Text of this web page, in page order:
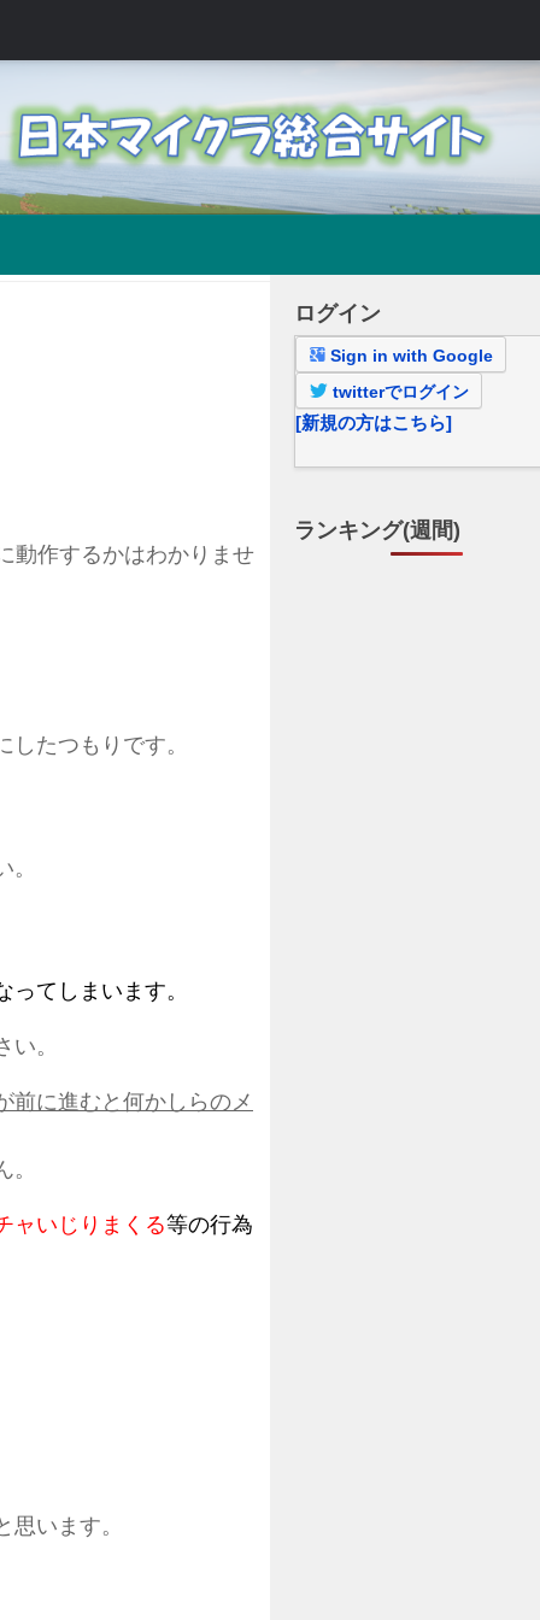
動作するかはわかりませ
したつもりです。
てしまいます。
。
前に進むと何かしらのメ
ャいじりまくる等の行為
います。
ログイン
Sign in with Google
twitterでログイン
[新規の方はこちら]
ランキング(週間)